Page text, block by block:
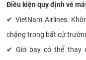
Điều kiện quy định vé
✔ VietNam Airlines:
chặng trong bất cứ
✔ Giờ bay có thể thay